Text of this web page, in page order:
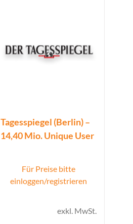
Tagesspiegel (Berlin) –
14,40 Mio. Unique User
Für Preise bitte
einloggen/registrieren
exkl. MwSt.